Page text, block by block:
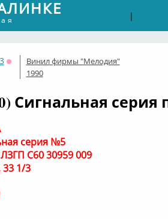
|
Оффлайн
Винил фирмы "Мелодия"
1990
Сигнальная
серия №5
С60 30959 009
1/3